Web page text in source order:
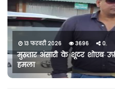
13 फरवरी 2026 3696 0
मुख़्तार अंसारी के शूटर शोएब
हमला